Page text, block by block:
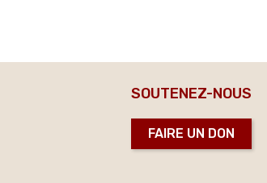
SOUTENEZ-NOUS
FAIRE UN DON